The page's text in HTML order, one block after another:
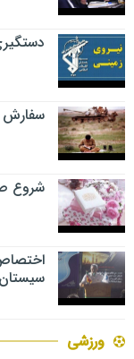
دستگیری ۸ نفر از
سفارش
شروع
ورزشی